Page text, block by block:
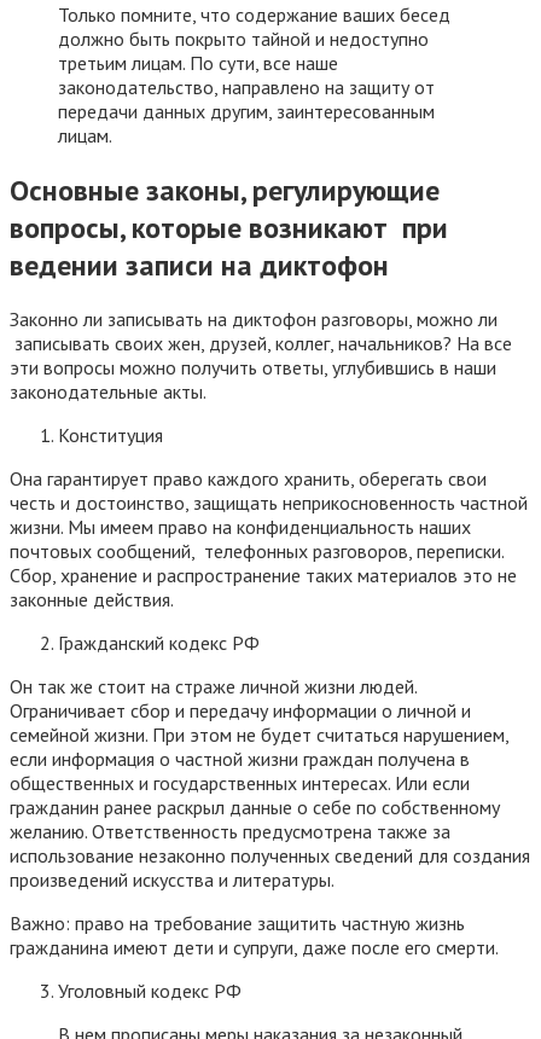
Только помните, что содержание ваших бесед
должно быть покрыто тайной и недоступно
третьим лицам. По сути, все наше
законодательство, направлено на защиту от
передачи данных другим, заинтересованным
лицам.
Основные законы, регулирующие
вопросы, которые возникают при
ведении записи на диктофон
Законно ли записывать на диктофон разговоры, можно ли
записывать своих жен, друзей, коллег, начальников? На все
эти вопросы можно получить ответы, углубившись в наши
законодательные акты.
Конституция
Она гарантирует право каждого хранить, оберегать свои
честь и достоинство, защищать неприкосновенность частной
жизни. Мы имеем право на конфиденциальность наших
почтовых сообщений, телефонных разговоров, переписки.
Сбор, хранение и распространение таких материалов это не
законные действия.
Гражданский кодекс РФ
Он так же стоит на страже личной жизни людей.
Ограничивает сбор и передачу информации о личной и
семейной жизни. При этом не будет считаться нарушением,
если информация о частной жизни граждан получена в
общественных и государственных интересах. Или если
гражданин ранее раскрыл данные о себе по собственному
желанию. Ответственность предусмотрена также за
использование незаконно полученных сведений для создания
произведений искусства и литературы.
Важно: право на требование защитить частную жизнь
гражданина имеют дети и супруги, даже после его смерти.
Уголовный кодекс РФ